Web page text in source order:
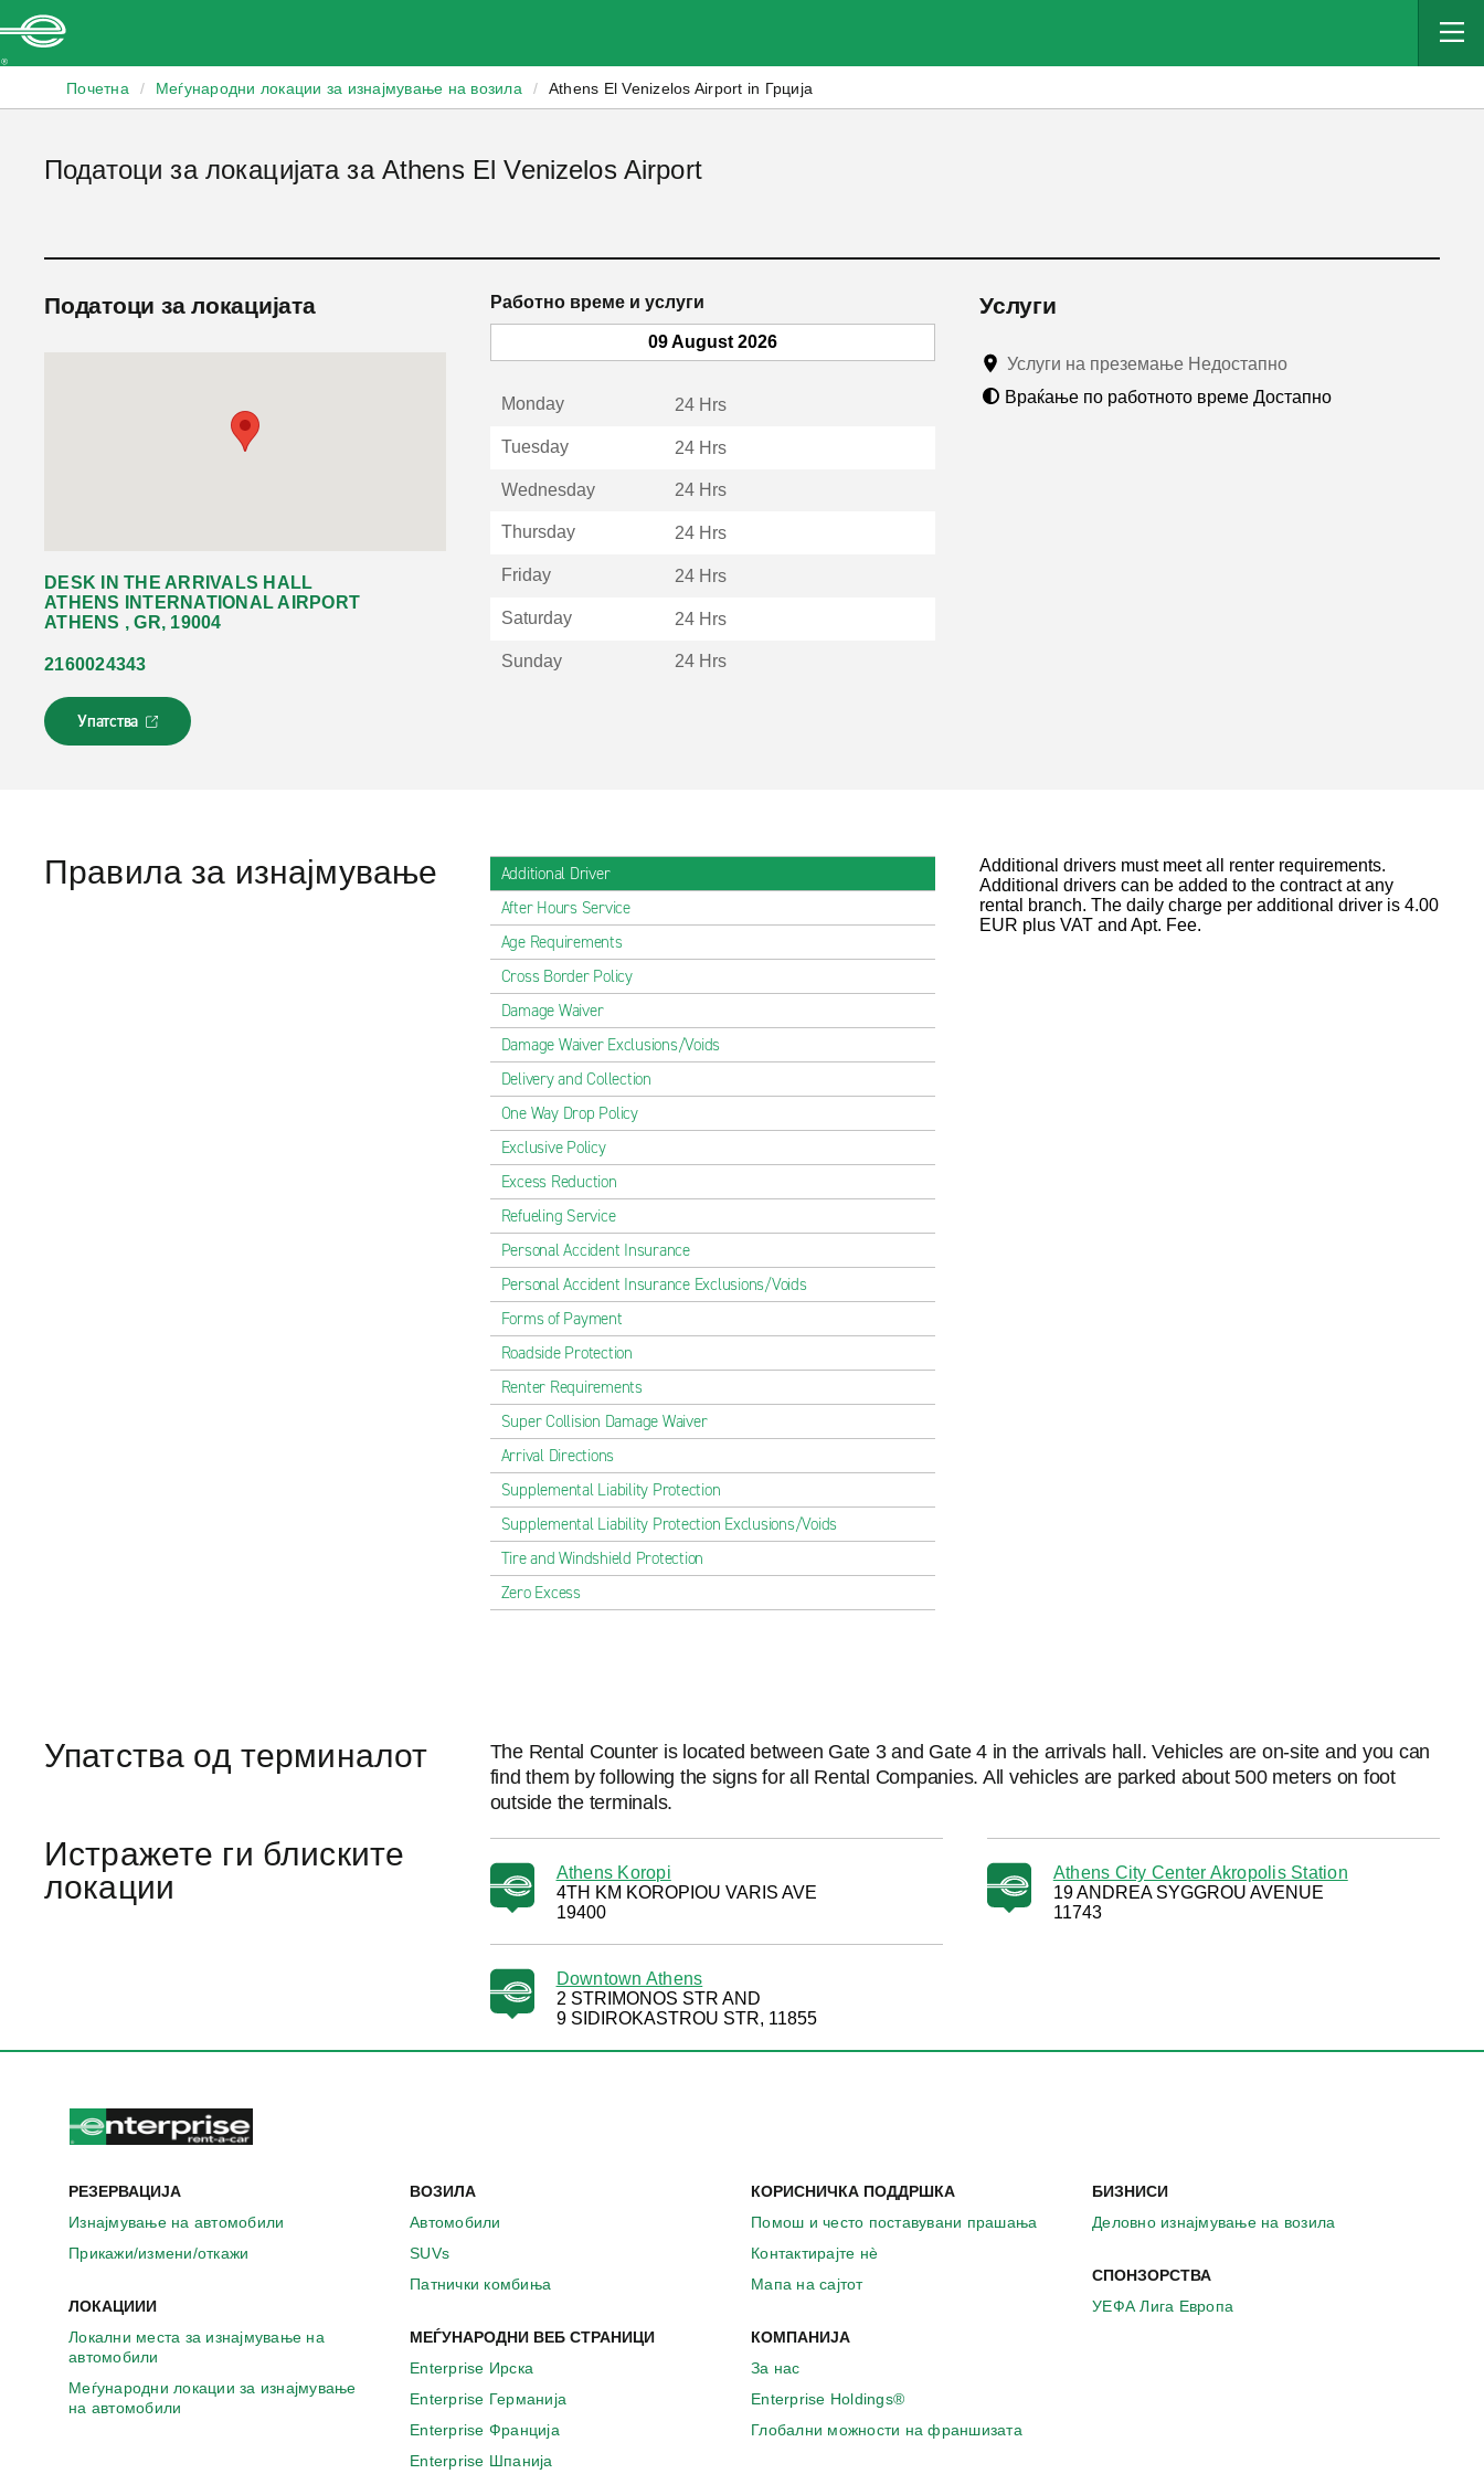
Почетна / Меѓународни локации за изнајмување на возила / Athens El Venizelos Airport in Грција
Податоци за локацијата за Athens El Venizelos Airport
Податоци за локацијата
DESK IN THE ARRIVALS HALL
ATHENS INTERNATIONAL AIRPORT
ATHENS , GR, 19004
2160024343
Упатства
Л
и
е
Работно време и услуги
09 August 2026
Monday 24 Hrs
Tuesday 24 Hrs
Wednesday 24 Hrs
Thursday 24 Hrs
Friday 24 Hrs
Saturday 24 Hrs
Sunday 24 Hrs
Услуги
Услуги на преземање Недостапно
Враќање по работното време Достапно
Правила за изнајмување
Additional Driver
After Hours Service
Age Requirements
Cross Border Policy
Damage Waiver
Damage Waiver Exclusions/Voids
Delivery and Collection
One Way Drop Policy
Exclusive Policy
Excess Reduction
Refueling Service
Personal Accident Insurance
Personal Accident Insurance Exclusions/Voids
Forms of Payment
Roadside Protection
Renter Requirements
Super Collision Damage Waiver
Arrival Directions
Supplemental Liability Protection
Supplemental Liability Protection Exclusions/Voids
Tire and Windshield Protection
Zero Excess
Additional drivers must meet all renter requirements.
Additional drivers can be added to the contract at any
rental branch. The daily charge per additional driver is 4.00
EUR plus VAT and Apt. Fee.
Упатства од терминалот
The Rental Counter is located between Gate 3 and Gate 4 in the arrivals hall. Vehicles are on-site and you can
find them by following the signs for all Rental Companies. All vehicles are parked about 500 meters on foot
outside the terminals.
Истражете ги блиските
локации
Athens Koropi
4TH KM KOROPIOU VARIS AVE
19400
Athens City Center Akropolis Station
19 ANDREA SYGGROU AVENUE
11743
Downtown Athens
2 STRIMONOS STR AND
9 SIDIROKASTROU STR, 11855
РЕЗЕРВАЦИЈА
Изнајмување на автомобили
Прикажи/измени/откажи
ЛОКАЦИИИ
Локални места за изнајмување на
автомобили
Меѓународни локации за изнајмување
на автомобили
ВОЗИЛА
Автомобили
SUVs
Патнички комбиња
МЕЃУНАРОДНИ ВЕБ СТРАНИЦИ
Enterprise Ирска
Enterprise Германија
Enterprise Франција
Enterprise Шпанија
КОРИСНИЧКА ПОДДРШКА
Помош и често поставувани прашања
Контактирајте нѐ
Мапа на сајтот
КОМПАНИЈА
За нас
Enterprise Holdings®
Глобални можности на франшизата
БИЗНИСИ
Деловно изнајмување на возила
СПОНЗОРСТВА
УЕФА Лига Европа